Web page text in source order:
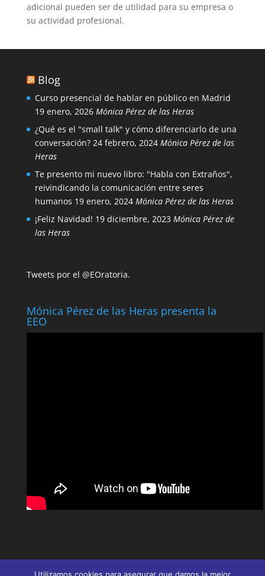
adicional pueden ser de utilidad para su empresa o
su actividad profesional.
Blog
Curso presencial de hablar en público en Madrid
19 enero, 2026 Mónica Pérez de las Heras
¿Qué es el "small talk" y cómo diferenciarlo de una
conversación? 24 febrero, 2024 Mónica Pérez de las
Heras
Te presento mi nuevo libro: "Habla con Extraños",
reivindicando la comunicación entre seres
humanos 19 enero, 2024 Mónica Pérez de las Heras
¡Feliz Navidad! 19 diciembre, 2023 Mónica Pérez de
las Heras
Tweets por el @EOratoria.
Mónica Pérez de las Heras presenta la
EEO